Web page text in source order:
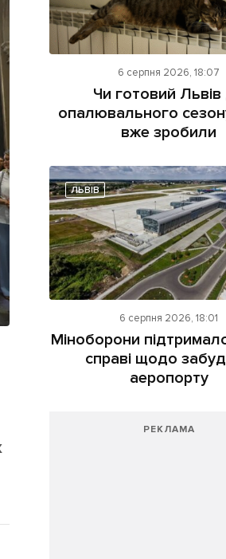
6 серпня 2026, 18:07
Чи готовий
опалювального
вже зробили
ЛЬВІВ
6 серпня 2026, 18:01
Міноборони
справі щодо
аеропорту
РЕКЛАМА